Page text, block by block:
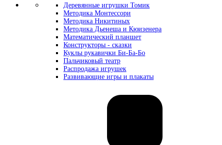
Деревянные игрушки Томик
Методика Монтессори
Методика Никитиных
Методика Дьенеша и Кюизенера
Математический планшет
Конструкторы - сказки
Куклы рукавички Би-Ба-Бо
Пальчиковый театр
Распродажа игрушек
Развивающие игры и плакаты